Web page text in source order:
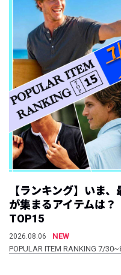
【ランキング】いま、
が集まるアイテムは？
TOP15
2026.08.06
NEW
POPULAR ITEM RANKING 7/